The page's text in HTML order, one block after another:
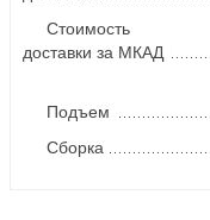
Стоимость
доставки за МКАД
Подъем
Сборка